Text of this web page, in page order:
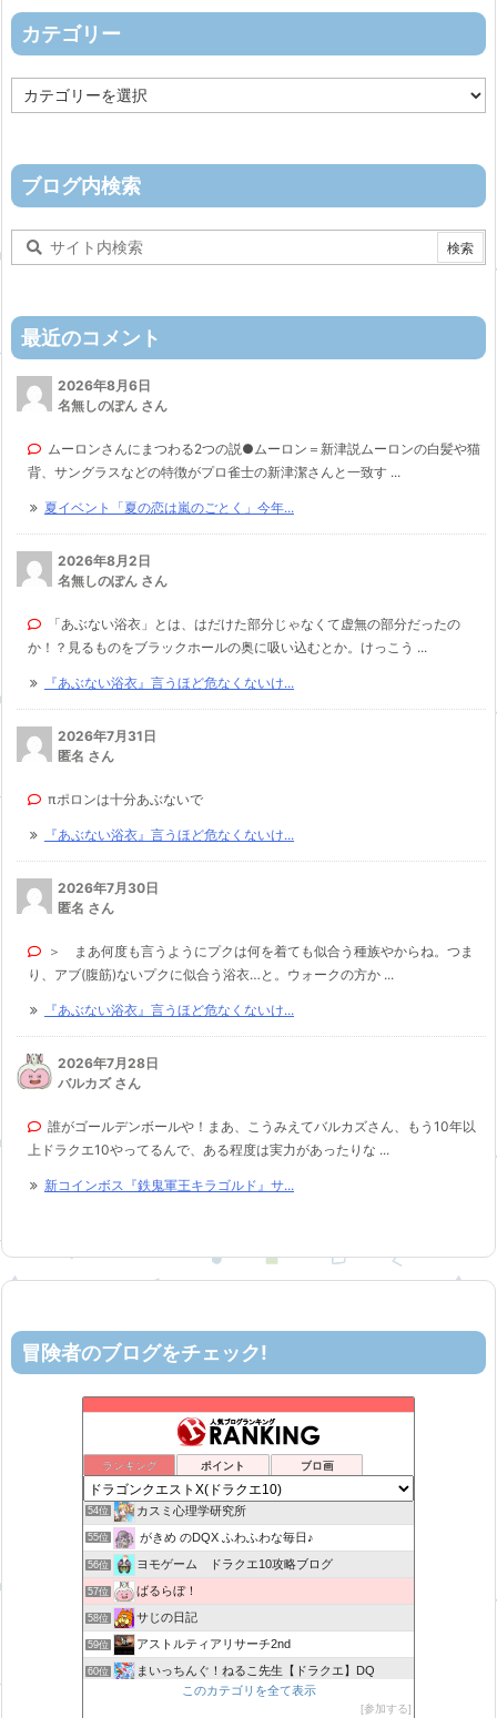
ブ
カテゴリー
テ
ー
ブログ内検索
最近のコメント
2026年8月6日
名無しのぽん さん
ムーロンさんにまつわる2つの説●ムーロン＝新津説ムーロンの白髪や猫
背、サングラスなどの特徴がプロ雀士の新津潔さんと一致す ...
夏イベント「夏の恋は嵐のごとく」今年...
2026年8月2日
名無しのぽん さん
「あぶない浴衣」とは、はだけた部分じゃなくて虚無の部分だったの
か！？見るものをブラックホールの奥に吸い込むとか。けっこう ...
『あぶない浴衣』言うほど危なくないけ...
2026年7月31日
匿名 さん
πポロンは十分あぶないで
『あぶない浴衣』言うほど危なくないけ...
2026年7月30日
匿名 さん
＞ まあ何度も言うようにプクは何を着ても似合う種族やからね。つま
り、アブ(腹筋)ないプクに似合う浴衣…と。ウォークの方か ...
『あぶない浴衣』言うほど危なくないけ...
2026年7月28日
バルカズ さん
誰がゴールデンボールや！まあ、こうみえてバルカズさん、もう10年以
上ドラクエ10やってるんで、ある程度は実力があったりな ...
新コインボス『鉄鬼軍王キラゴルド』サ...
冒険者のブログをチェック!
ランキング ポイント ブロ画
ロビンさんはガチらない。
52位 リホレイショ・ゲームブログ
53位 机上の空論-DQ10エアプ日記
54位 カスミ心理学研究所
55位 がきめ のDQX ふわふわな毎日♪
56位 ヨモゲーム ドラクエ10攻略ブログ
57位 ばるらぼ！
58位 サじの日記
59位 アストルティアリサーチ2nd
60位 まいっちんぐ！ねるこ先生【ドラクエ】DQ
みみっくほしさんいますか！？
このカテゴリを全て表示
参加する